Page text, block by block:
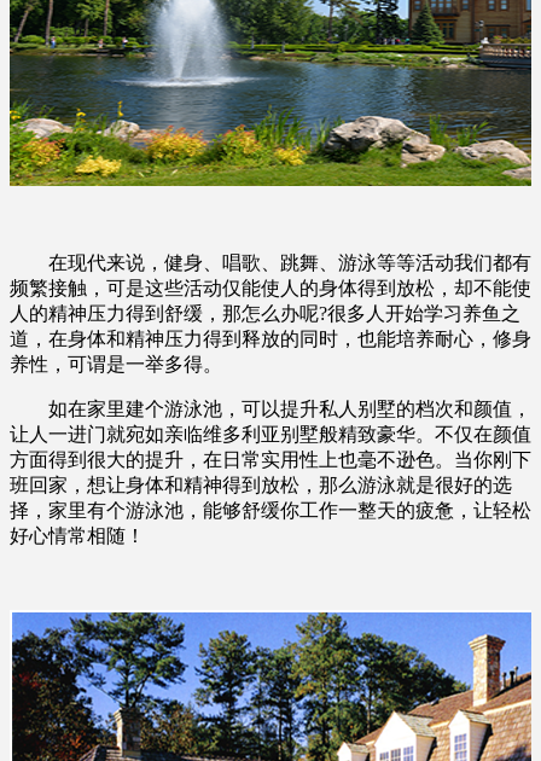
在现代来说，健身、唱歌、跳舞、游泳等等活动我们都有
频繁接触，可是这些活动仅能使人的身体得到放松，却不能使
人的精神压力得到舒缓，那怎么办呢?很多人开始学习养鱼之
道，在身体和精神压力得到释放的同时，也能培养耐心，修身
养性，可谓是一举多得。
如在家里建个游泳池，可以提升私人别墅的档次和颜值，
让人一进门就宛如亲临维多利亚别墅般精致豪华。不仅在颜值
方面得到很大的提升，在日常实用性上也毫不逊色。当你刚下
班回家，想让身体和精神得到放松，那么游泳就是很好的选
择，家里有个游泳池，能够舒缓你工作一整天的疲惫，让轻松
好心情常相随！